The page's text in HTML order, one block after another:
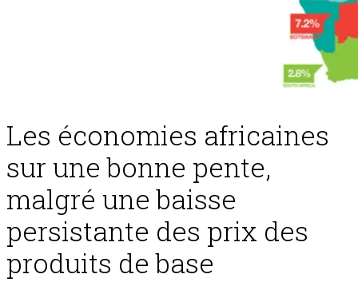
Les économies africaines
sur une bonne pente,
malgré une baisse
persistante des prix des
produits de base